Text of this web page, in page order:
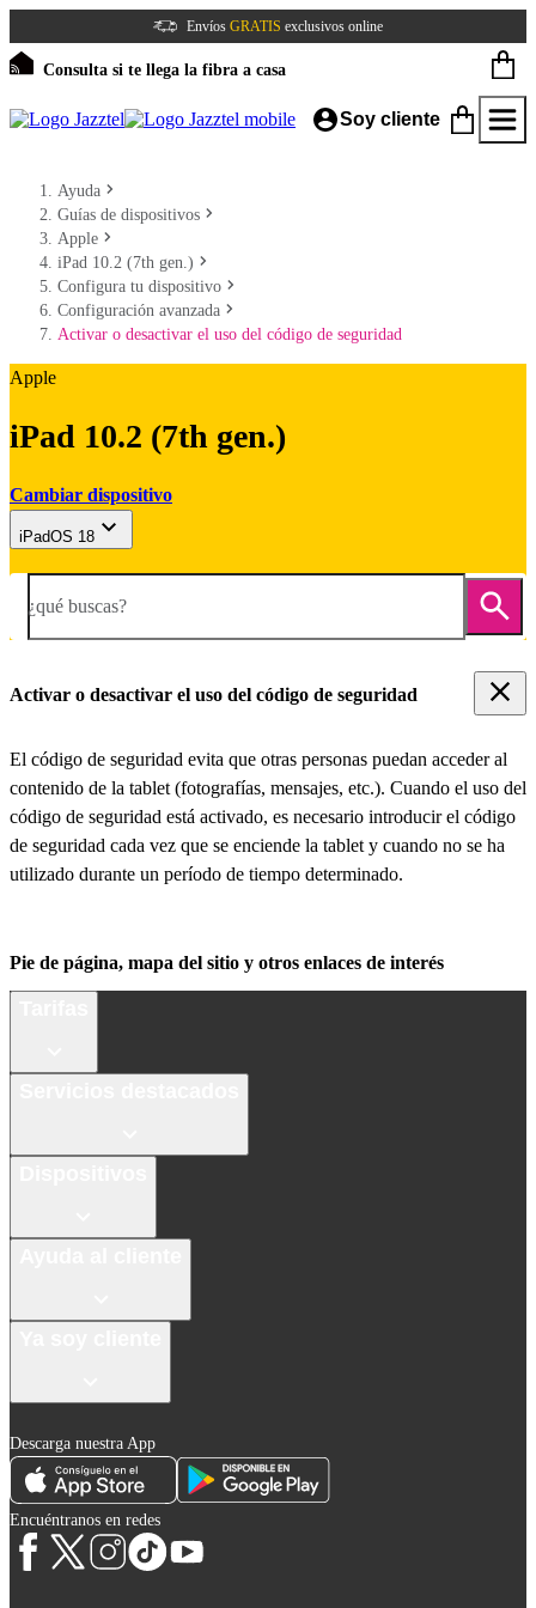
Envíos GRATIS exclusivos online
Consulta si te llega la fibra a casa
Soy cliente
Ayuda
Guías de dispositivos
Apple
iPad 10.2 (7th gen.)
Configura tu dispositivo
Configuración avanzada
Activar o desactivar el uso del código de seguridad
Apple
iPad 10.2 (7th gen.)
Cambiar dispositivo
iPadOS 18
¿qué buscas?
Activar o desactivar el uso del código de seguridad
El código de seguridad evita que otras personas puedan acceder al
contenido de la tablet (fotografías, mensajes, etc.). Cuando el uso del
código de seguridad está activado, es necesario introducir el código
de seguridad cada vez que se enciende la tablet y cuando no se ha
utilizado durante un período de tiempo determinado.
Pie de página, mapa del sitio y otros enlaces de interés
Descarga nuestra App
Encuéntranos en redes